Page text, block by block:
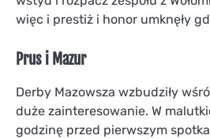
więc i prestiż i honor umknęły
Prus i Mazur
Derby Mazowsza wzbudziły
duże zainteresowanie. W
godzinę przed pierwszym